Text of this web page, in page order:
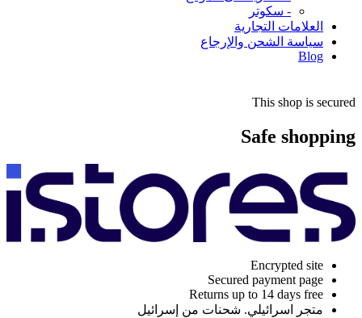
- سكوتر
العلامات التجارية
سياسة الشحن والإرجاع
Blog
This shop is secured
Safe shopping
Encrypted site
Secured payment page
Returns up to 14 days free
متجر اسرائيلي. شحنات من إسرائيل